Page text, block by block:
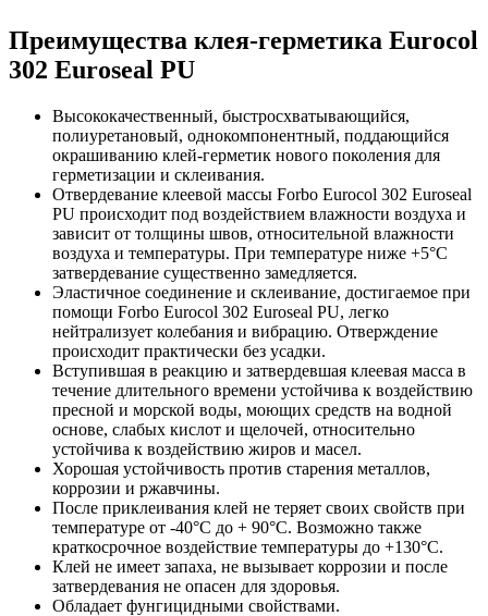
Преимущества клея-герметика Eurocol
302 Euroseal PU
Высококачественный, быстросхватывающийся,
полиуретановый, однокомпонентный, поддающийся
окрашиванию клей-герметик нового поколения для
герметизации и склеивания.
Отвердевание клеевой массы Forbo Eurocol 302 Euroseal
PU происходит под воздействием влажности воздуха и
зависит от толщины швов, относительной влажности
воздуха и температуры. При температуре ниже +5°С
затвердевание существенно замедляется.
Эластичное соединение и склеивание, достигаемое при
помощи Forbo Eurocol 302 Euroseal PU, легко
нейтрализует колебания и вибрацию. Отверждение
происходит практически без усадки.
Вступившая в реакцию и затвердевшая клеевая масса в
течение длительного времени устойчива к воздействию
пресной и морской воды, моющих средств на водной
основе, слабых кислот и щелочей, относительно
устойчива к воздействию жиров и масел.
Хорошая устойчивость против старения металлов,
коррозии и ржавчины.
После приклеивания клей не теряет своих свойств при
температуре от -40°С до + 90°С. Возможно также
краткосрочное воздействие температуры до +130°С.
Клей не имеет запаха, не вызывает коррозии и после
затвердевания не опасен для здоровья.
Обладает фунгицидными свойствами.